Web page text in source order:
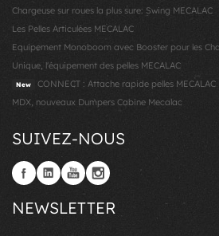
Chargeuse sur roues la plus sure: Swing MECALAC
Les Pelles Articulées MECALAC
Equipement Monoboom avec Booster pour les
Unique, l'équipement des pelles MECALAC
New
CONNECT : Attache rapide pelles MECALAC
MDX, nouveaux Dumpers Cabine Mecalac
SUIVEZ-NOUS
NEWSLETTER